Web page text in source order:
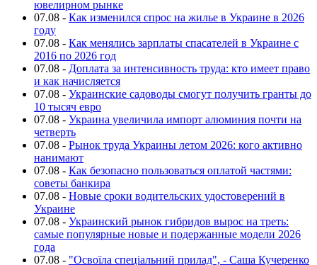
ювелирном рынке
07.08 - Как изменился спрос на жилье в Украине в 2026
году
07.08 - Как менялись зарплаты спасателей в Украине с
2016 по 2026 год
07.08 - Доплата за интенсивность труда: кто имеет право
и как начисляется
07.08 - Украинские садоводы смогут получить гранты до
10 тысяч евро
07.08 - Украина увеличила импорт алюминия почти на
четверть
07.08 - Рынок труда Украины летом 2026: кого активно
нанимают
07.08 - Как безопасно пользоваться оплатой частями:
советы банкира
07.08 - Новые сроки водительских удостоверений в
Украине
07.08 - Украинский рынок гибридов вырос на треть:
самые популярные новые и подержанные модели 2026
года
07.08 - "Освоїла спеціальний прилад", - Саша Кучеренко